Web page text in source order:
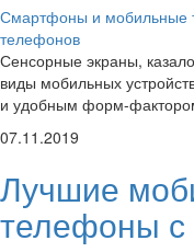
Смартфоны и мобильные
телефонов
Сенсорные экраны,
виды мобильных
и удобным форм-
07.11.2019
Лучшие
телефоны